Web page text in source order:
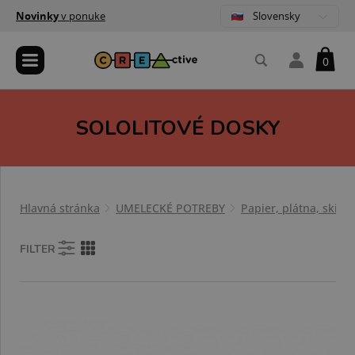
Novinkyv ponuke Slovensky
0
SOLOLITOVÉ DOSKY
Hlavná stránka UMELECKÉ POTREBY Papier, plátna,
FILTER